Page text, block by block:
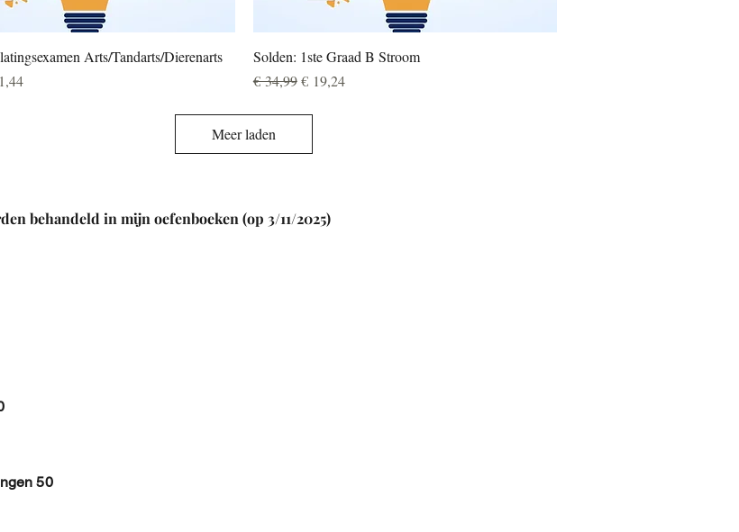
Arts/Tandarts/Dierenarts
Solden: 1ste Graad B Stroom
Normale prijs
€ 34,99 Verkoopprijs
€ 19,24
Meer laden
behandeld in mijn oefenboeken (op 3/11/2025)
50